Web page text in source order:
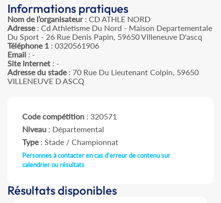
Informations pratiques
Nom de l’organisateur: CD ATHLE NORD
Adresse: Cd Athletisme Du Nord - Maison Departementale
Du Sport - 26 Rue Denis Papin, 59650 Villeneuve D'ascq
Téléphone 1 : 0320561906
Email : -
Site internet : -
Adresse du stade: 70 Rue Du Lieutenant Colpin, 59650
VILLENEUVE D ASCQ
Code compétition : 320571
Niveau : Départemental
Type: Stade / Championnat
Personnes à contacter en cas d'erreur de contenu sur
calendrier ou résultats
Résultats disponibles